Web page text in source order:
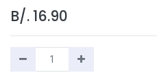
B/. 16.90